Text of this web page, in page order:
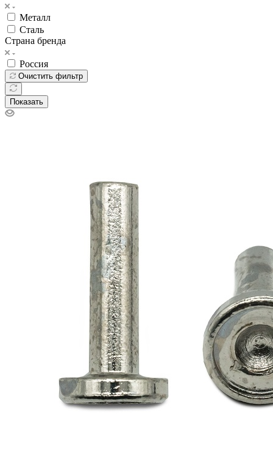
Металл
Сталь
Страна бренда
Россия
Очистить фильтр
Показать